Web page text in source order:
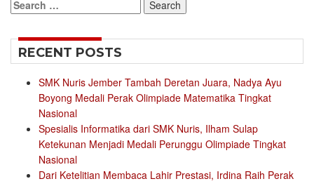
for:
RECENT POSTS
SMK Nuris Jember Tambah Deretan Juara, Nadya Ayu
Boyong Medali Perak Olimpiade Matematika Tingkat
Nasional
Spesialis Informatika dari SMK Nuris, Ilham Sulap
Ketekunan Menjadi Medali Perunggu Olimpiade Tingkat
Nasional
Dari Ketelitian Membaca Lahir Prestasi, Irdina Raih Perak